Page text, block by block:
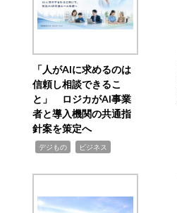
「人がAIに求めるのは
信頼し相談できるこ
と」 ロジカがAI事業
者と導入機関の共通指
針案を策定へ
デジもの ビジネス